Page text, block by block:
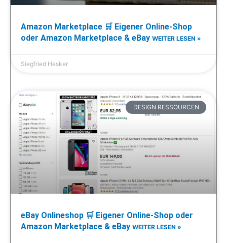
Amazon Marketplace 🛒 Eigener Online-Shop
oder Amazon Marketplace & eBay WEITER LESEN »
Siegfried Hesker
DESIGN RESSOURCEN
eBay Onlineshop 🛒 Eigener Online-Shop oder
Amazon Marketplace & eBay WEITER LESEN »